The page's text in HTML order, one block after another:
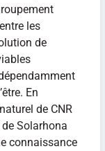
les
de
En
de CNR
Solarhona
connaissance